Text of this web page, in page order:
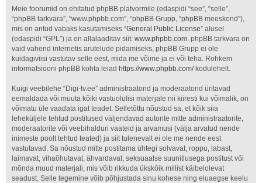
Meie foorumid on ehitatud phpBB platvormile (edaspidi “see”, “selle”,
“phpBB tarkvara”, “www.phpbb.com”, “phpBB Grupp, “phpBB meeskond”),
mis on antud vabaks kasutamiseks “General Public License” alusel
(edaspidi “GPL”) ja on allalaaditav siit: www.phpbb.com. phpBB tarkvara on
vaid vahend internetis arutelude pidamiseks, phpBB Grupp ei ole
kuidagiviisi vastutav selle eest, mida me võime ja ei või teha. Rohkem
informatsiooni phpBB kohta leiad https://www.phpbb.com/kodulehelt.
Kuigi veebilehe “Digi-tv.ee” administraatorid ja moderaatorid üritavad
eemaldada või muuta kõiki vastuolulisi materjale nii kiiresti kui võimalik, on
võimatu üle vaadata igat teadet. Selletõttu nõustud sa, et kõik siia
leheküljele tehtud postitused väljendavad autorite mitte administraatorite,
moderaatorite või veebihalduri vaateid ja arvamusi (välja arvatud nende
inimeste poolt tehtud teated) ja siit tulenevalt ei ole me nende eest
vastutavad. Sa nõustud mitte postitama ühtegi solvavat, roppu, labast,
laimavat, vihaõhutavat, ähvardavat, seksuaalse suunitlusega postitust või
mõnda muud materjali, mis võib rikkuda ükskõik millist käibelolevat
seadust. Selle tegemine võib põhjustada sinu kohese ning eluaegse keelu